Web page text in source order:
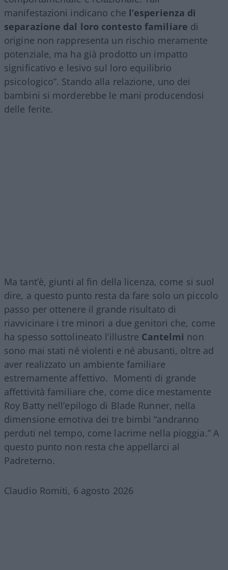
manifestazioni indicano che l’esperienza di
separazione dal loro contesto familiare di
origine non rappresenta un rischio meramente
potenziale, ma ha già prodotto un impatto
significativo e lesivo sul loro equilibrio
psicologico”. Stando alla relazione, uno dei
bambini si morderebbe le mani producendosi
delle ferite.
Ma tant’è, giunti al fin della licenza, come si suol
dire, a questo punto resta da fare solo un piccolo
passo per ottenere il grande risultato di
riavvicinare i tre minori a due genitori che, come
ha spesso sottolineato l’illustre Cantelmi non
sono mai stati né violenti e né abusanti, oltre ad
aver realizzato un ambiente familiare
estremamente affettivo. Momenti di grande
affettività familiare che, come dice mestamente
Roy Batty nell’epilogo di Blade Runner, nella
dimensione emotiva dei tre bimbi “andranno
perduti nel tempo, come lacrime nella pioggia.” A
questo punto non resta che appellarci al
Padreterno.
Claudio Romiti, 6 agosto 2026